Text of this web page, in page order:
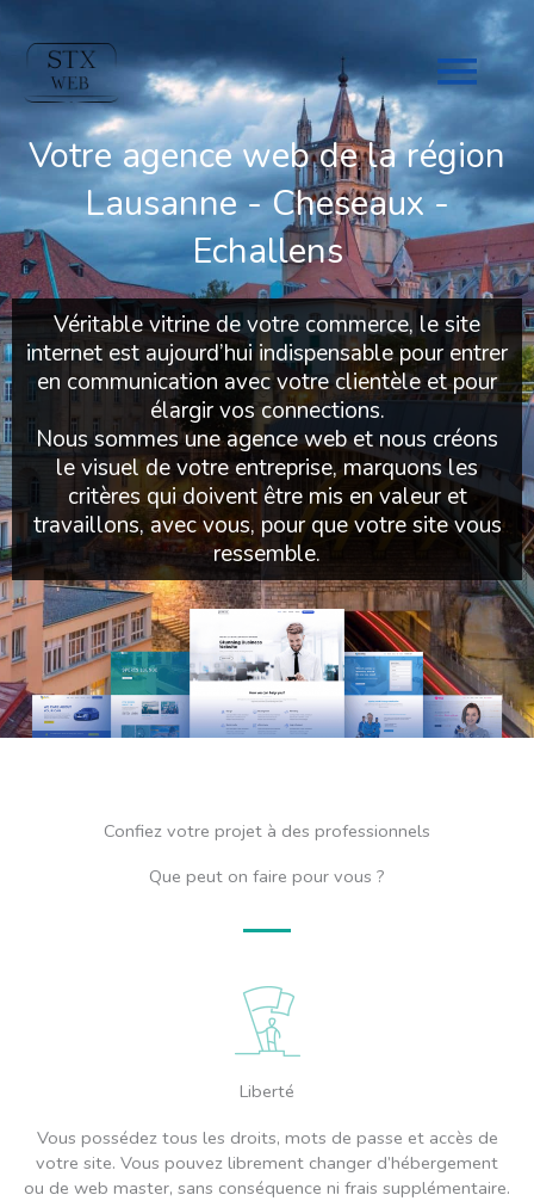
Votre agence web de la région
Lausanne - Cheseaux -
Echallens
Véritable vitrine de votre commerce, le site
internet est aujourd’hui indispensable pour entrer
en communication avec votre clientèle et pour
élargir vos connections.
Nous sommes une agence web et nous créons
le visuel de votre entreprise, marquons les
critères qui doivent être mis en valeur et
travaillons, avec vous, pour que votre site vous
ressemble.
Confiez votre projet à des professionnels
Que peut on faire pour vous ?
Liberté
Vous possédez tous les droits, mots de passe et accès de
votre site. Vous pouvez librement changer d’hébergement
ou de web master, sans conséquence ni frais supplémentaire.